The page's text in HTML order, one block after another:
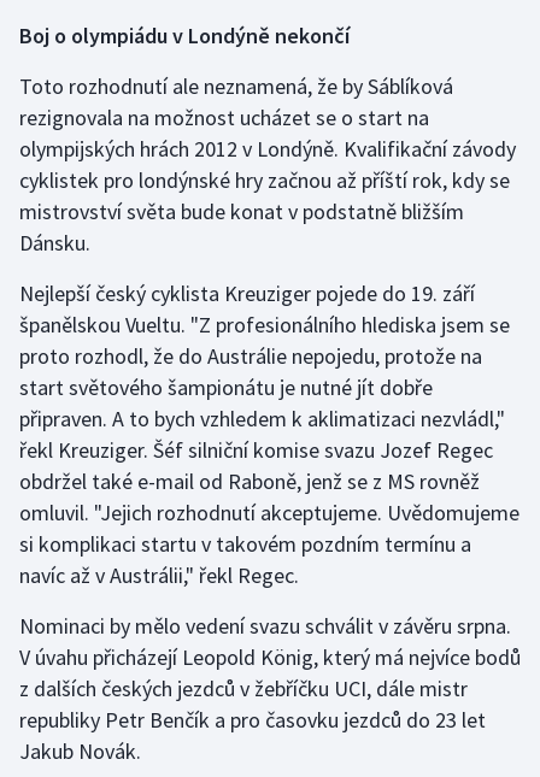
Ragby
Rychlobruslení
Rychlostní kanoistika
Short track
Sportovní střelba
Stolní tenis
Triatlon
Veslování
Vodní slalom
Ostatní
Boj o olympiádu v Londýně nekončí
Toto rozhodnutí ale neznamená, že by Sáblíková
rezignovala na možnost ucházet se o start na
olympijských hrách 2012 v Londýně. Kvalifikační závody
cyklistek pro londýnské hry začnou až příští rok, kdy se
mistrovství světa bude konat v podstatně bližším
Dánsku.
Nejlepší český cyklista Kreuziger pojede do 19. září
španělskou Vueltu. "Z profesionálního hlediska jsem se
proto rozhodl, že do Austrálie nepojedu, protože na
start světového šampionátu je nutné jít dobře
připraven. A to bych vzhledem k aklimatizaci nezvládl,"
řekl Kreuziger. Šéf silniční komise svazu Jozef Regec
obdržel také e-mail od Raboně, jenž se z MS rovněž
omluvil. "Jejich rozhodnutí akceptujeme. Uvědomujeme
si komplikaci startu v takovém pozdním termínu a
navíc až v Austrálii," řekl Regec.
Nominaci by mělo vedení svazu schválit v závěru srpna.
V úvahu přicházejí Leopold König, který má nejvíce bodů
z dalších českých jezdců v žebříčku UCI, dále mistr
republiky Petr Benčík a pro časovku jezdců do 23 let
Jakub Novák.